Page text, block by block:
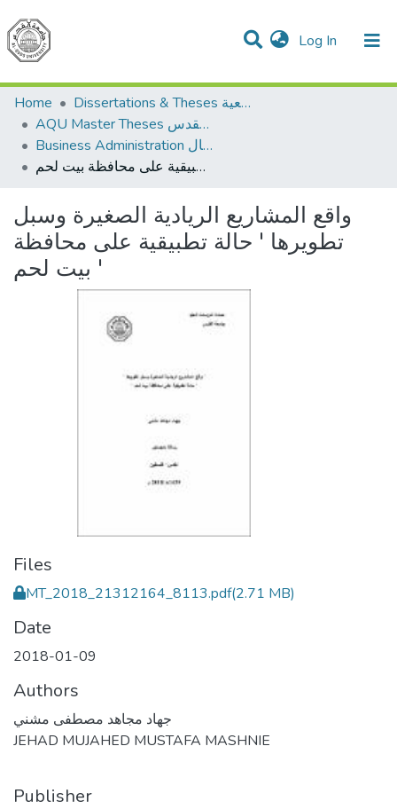
Log In (current)
Communities & Collections
All of DSpace
Home
Dissertations & Theses الرسائل الجامعية
AQU Master Theses الرسائل الجامعية الخاصة بجامعة القدس
Business Administration إدارة الاعمال
واقع المشاريع الريادية الصغيرة وسبل تطويرها ' حالة تطبيقية على محافظة بيت لحم '
واقع المشاريع الريادية الصغيرة وسبل
تطويرها ' حالة تطبيقية على محافظة
بيت لحم '
Files
MT_2018_21312164_8113.pdf(2.71 MB)
Date
2018-01-09
Authors
جهاد مجاهد مصطفى مشني
JEHAD MUJAHED MUSTAFA MASHNIE
Publisher